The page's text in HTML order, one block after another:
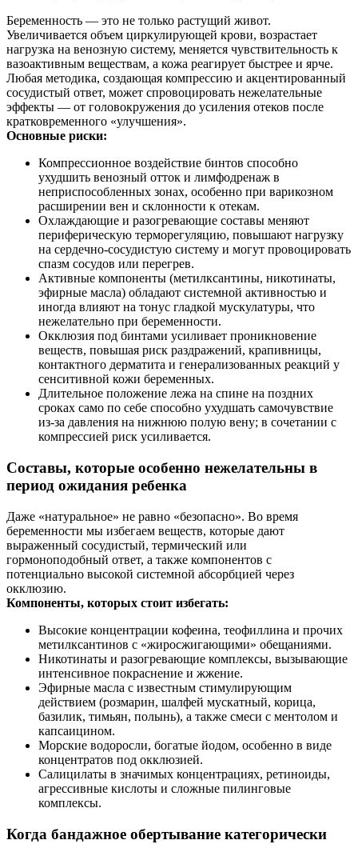
Беременность — это не только растущий живот.
Увеличивается объем циркулирующей крови, возрастает
нагрузка на венозную систему, меняется чувствительность к
вазоактивным веществам, а кожа реагирует быстрее и ярче.
Любая методика, создающая компрессию и акцентированный
сосудистый ответ, может спровоцировать нежелательные
эффекты — от головокружения до усиления отеков после
кратковременного «улучшения».
Основные риски:
Компрессионное воздействие бинтов способно
ухудшить венозный отток и лимфодренаж в
неприспособленных зонах, особенно при варикозном
расширении вен и склонности к отекам.
Охлаждающие и разогревающие составы меняют
периферическую терморегуляцию, повышают нагрузку
на сердечно‑сосудистую систему и могут провоцировать
спазм сосудов или перегрев.
Активные компоненты (метилксантины, никотинаты,
эфирные масла) обладают системной активностью и
иногда влияют на тонус гладкой мускулатуры, что
нежелательно при беременности.
Окклюзия под бинтами усиливает проникновение
веществ, повышая риск раздражений, крапивницы,
контактного дерматита и генерализованных реакций у
сенситивной кожи беременных.
Длительное положение лежа на спине на поздних
сроках само по себе способно ухудшать самочувствие
из‑за давления на нижнюю полую вену; в сочетании с
компрессией риск усиливается.
Составы, которые особенно нежелательны в
период ожидания ребенка
Даже «натуральное» не равно «безопасно». Во время
беременности мы избегаем веществ, которые дают
выраженный сосудистый, термический или
гормоноподобный ответ, а также компонентов с
потенциально высокой системной абсорбцией через
окклюзию.
Компоненты, которых стоит избегать:
Высокие концентрации кофеина, теофиллина и прочих
метилксантинов с «жиросжигающими» обещаниями.
Никотинаты и разогревающие комплексы, вызывающие
интенсивное покраснение и жжение.
Эфирные масла с известным стимулирующим
действием (розмарин, шалфей мускатный, корица,
базилик, тимьян, полынь), а также смеси с ментолом и
капсаицином.
Морские водоросли, богатые йодом, особенно в виде
концентратов под окклюзией.
Салицилаты в значимых концентрациях, ретиноиды,
агрессивные кислоты и сложные пилинговые
комплексы.
Когда бандажное обертывание категорически